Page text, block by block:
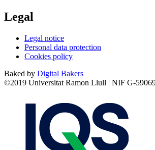
Legal
Legal notice
Personal data protection
Cookies policy
Baked by Digital Bakers
©2019 Universitat Ramon Llull | NIF G-